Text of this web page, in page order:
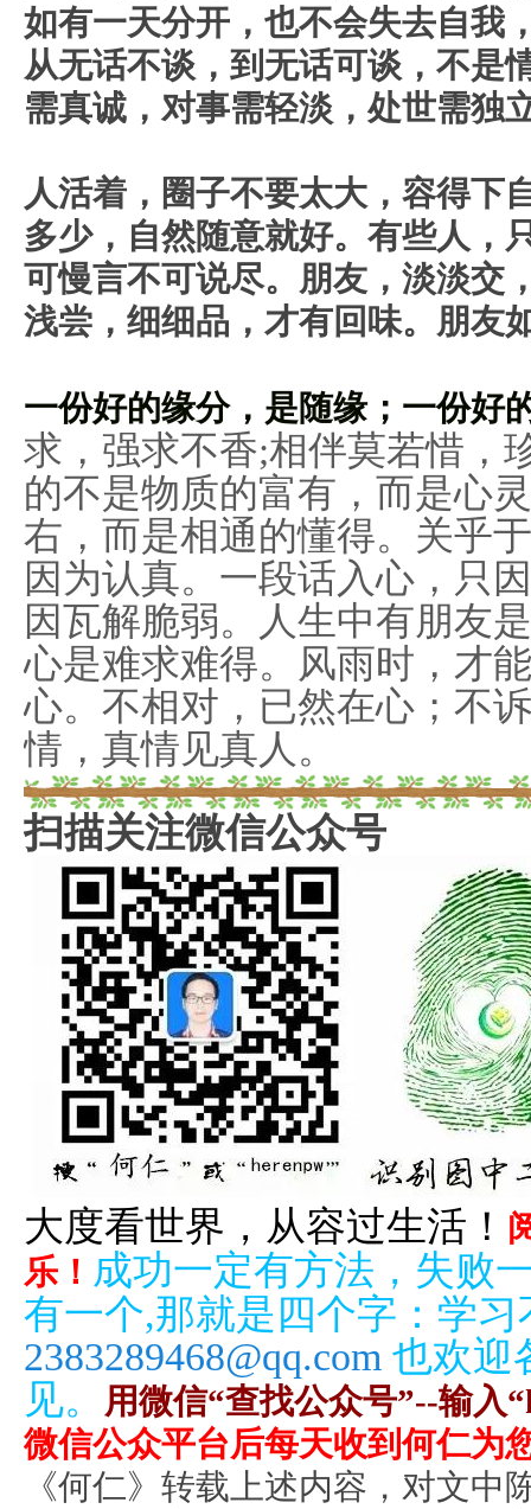
如有一天分开，也不会失去自我
从无话不谈，到无话可谈，不是
需真诚，对事需轻淡，处世需独
人活着，圈子不要太大，容得下
多少，自然随意就好。 有些人，
可慢言不可说尽。朋友，淡淡交
浅尝，细细品，才有回味。朋友
一份好的缘分，是随缘；一份好
求，强求不香;相伴莫若惜，
的不是物质的富有，而是心
右，而是相通的懂得。关乎
因为认真。一段话入心，只
因瓦解脆弱。人生中有朋友
心是难求难得。风雨时，才
心。不相对，已然在心；不
情，真情见真人。
扫描关注微信公众号
大度看世界，从容过生活！
乐！ 成功一定有方法，失败
有一个,那就是四个字：学
2383289468@qq.com 也欢迎
见。
用微信“查找公众号”--输入
微信公众平台后每天收到何仁为
《何仁》转载上述内容，对文